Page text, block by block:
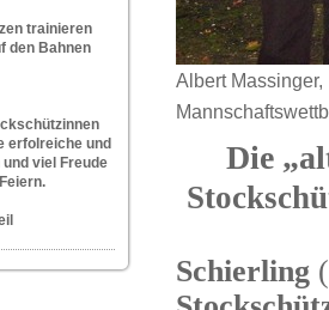
trainieren
den Bahnen
erfolreiche und
viel Freude
Albert
Die
Schierling